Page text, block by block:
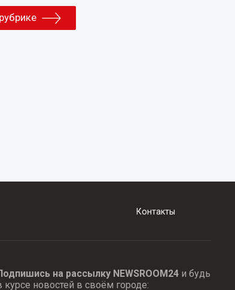
Контакты
на рассылку NEWSROOM24и будь
курсе новостей в своём городе: